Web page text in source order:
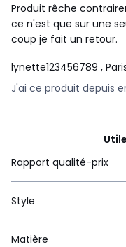
Produit rêche
ce n'est que sur une
coup je fait un retour.
lynette123456789 ,
J'ai ce produit depuis
Rapport qualité-prix
Style
Matière